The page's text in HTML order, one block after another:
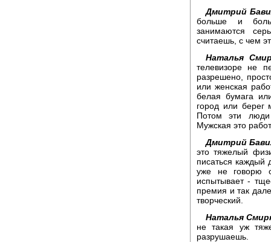
Дмитрий
больше и
занимаются
считаешь, с чем
Наталья
телевизоре не
разрешено,
или женская
белая бумага
город или берег
Потом эти люди
Мужская это
Дмитрий
это тяжелый
писаться каждый
уже не говорю
испытывает -
премия и так
творческий.
Наталья
не такая уж
разрушаешь.